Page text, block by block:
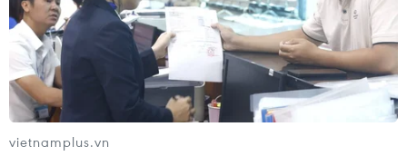
Dự án đường bộ cao tốc Gia Nghĩa-
Chơn Thành "đội vốn" hơn 350 tỷ
đồng
05/08/2026 09:06
vietnamplus.vn